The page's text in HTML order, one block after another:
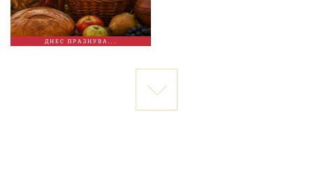
ДНЕС ПРАЗНУВА...